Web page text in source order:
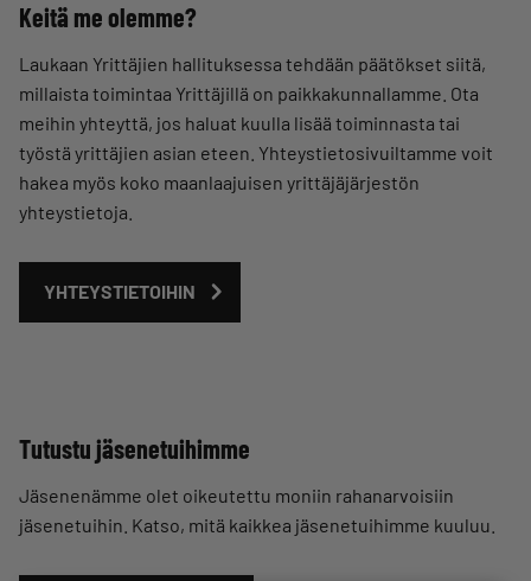
Keitä me olemme?
Laukaan Yrittäjien hallituksessa tehdään päätökset siitä,
millaista toimintaa Yrittäjillä on paikkakunnallamme. Ota
meihin yhteyttä, jos haluat kuulla lisää toiminnasta tai
työstä yrittäjien asian eteen. Yhteystietosivuiltamme voit
hakea myös koko maanlaajuisen yrittäjäjärjestön
yhteystietoja.
YHTEYSTIETOIHIN
Tutustu jäsenetuihimme
Jäsenenämme olet oikeutettu moniin rahanarvoisiin
jäsenetuihin. Katso, mitä kaikkea jäsenetuihimme kuuluu.